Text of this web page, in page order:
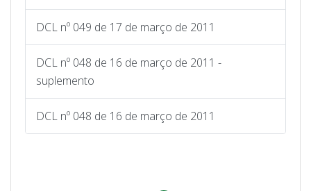
DCL nº 049 de 17 de março de 2011
DCL nº 048 de 16 de março de 2011 -
suplemento
DCL nº 048 de 16 de março de 2011